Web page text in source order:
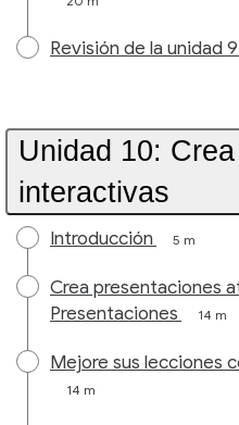
Revisión de la unidad 9
Unidad 10:
interactivas
Introducción 5 m
Crea presentaciones
Presentaciones
14 m
Mejore sus lecciones
14 m